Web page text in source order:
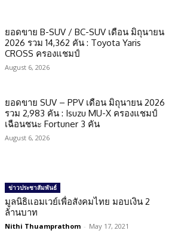
ยอดขาย B-SUV / BC-SUV เดือน มิถุนายน
2026 รวม 14,362 คัน : Toyota Yaris
CROSS ครองแชมป์
August 6, 2026
ยอดขาย SUV – PPV เดือน มิถุนายน 2026
รวม 2,983 คัน : Isuzu MU-X ครองแชมป์
เฉือนชนะ Fortuner 3 คัน
August 6, 2026
ข่าวประชาสัมพันธ์
มูลนิธิแอมเวย์เพื่อสังคมไทย มอบเงิน 2
ล้านบาท
Nithi Thuamprathom - May 17, 2021